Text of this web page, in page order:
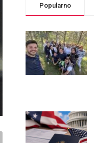
Popularno